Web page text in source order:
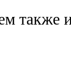
также